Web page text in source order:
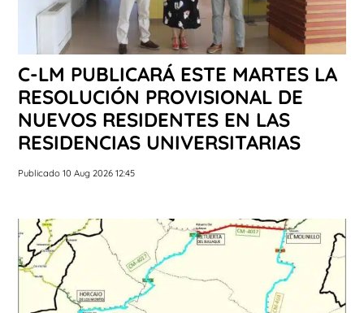
C-LM PUBLICARÁ ESTE MARTES LA
RESOLUCIÓN PROVISIONAL DE
NUEVOS RESIDENTES EN LAS
RESIDENCIAS UNIVERSITARIAS
Publicado 10 Aug 2026 12:45